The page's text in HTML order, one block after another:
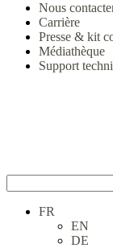
Nous
Carrière
Presse & kit
Médiathèque
Support
FR
EN
DE